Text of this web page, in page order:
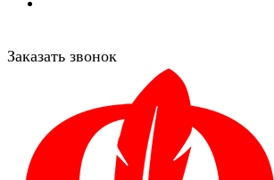
Заказать звонок